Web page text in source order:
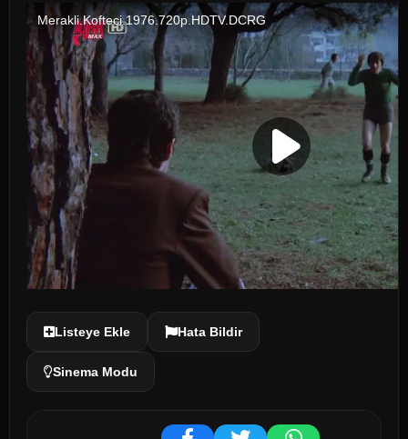
Listeye Ekle Hata Bildir
Sinema Modu